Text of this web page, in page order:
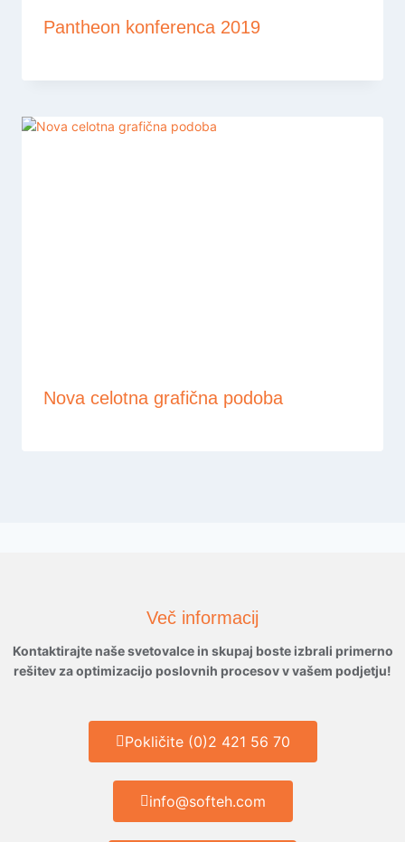
Pantheon konferenca 2019
Nova celotna grafična podoba
Več informacij
Kontaktirajte naše svetovalce in skupaj boste izbrali primerno
rešitev za optimizacijo poslovnih procesov v vašem podjetju!
Pokličite (0)2 421 56 70
info@softeh.com